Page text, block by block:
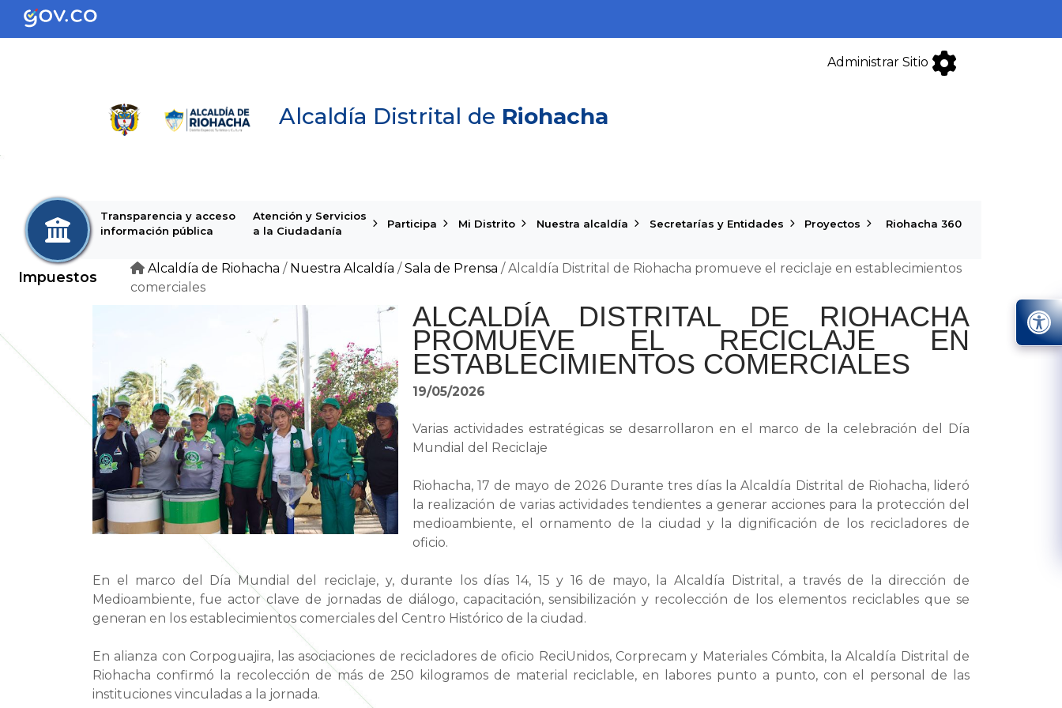
Alcaldía Distrital de Riohacha
Administrar Sitio
Transparencia y acceso
información pública
Atención y Servicios
a la Ciudadanía
Participa Mi Distrito Nuestra alcaldía Secretarías y Entidades Proyectos Riohacha 360
Alcaldía de Riohacha / Nuestra Alcaldía /Sala de Prensa /Alcaldía Distrital de Riohacha promueve el reciclaje en establecimientos
comerciales
ALCALDÍA DISTRITAL DE RIOHACHA
PROMUEVE EL RECICLAJE EN
ESTABLECIMIENTOS COMERCIALES
19/05/2026
Varias actividades estratégicas se desarrollaron en el marco de la celebración del Día
Mundial del Reciclaje
Riohacha, 17 de mayo de 2026 Durante tres días la Alcaldía Distrital de Riohacha, lideró
la realización de varias actividades tendientes a generar acciones para la protección del
medioambiente, el ornamento de la ciudad y la dignificación de los recicladores de
oficio.
En el marco del Día Mundial del reciclaje, y, durante los días 14, 15 y 16 de mayo, la Alcaldía Distrital, a través de la dirección de
Medioambiente, fue actor clave de jornadas de diálogo, capacitación, sensibilización y recolección de los elementos reciclables que se
generan en los establecimientos comerciales del Centro Histórico de la ciudad.
En alianza con Corpoguajira, las asociaciones de recicladores de oficio ReciUnidos, Corprecam y Materiales Cómbita, la Alcaldía Distrital de
Riohacha confirmó la recolección de más de 250 kilogramos de material reciclable, en labores punto a punto, con el personal de las
instituciones vinculadas a la jornada.
Impuestos